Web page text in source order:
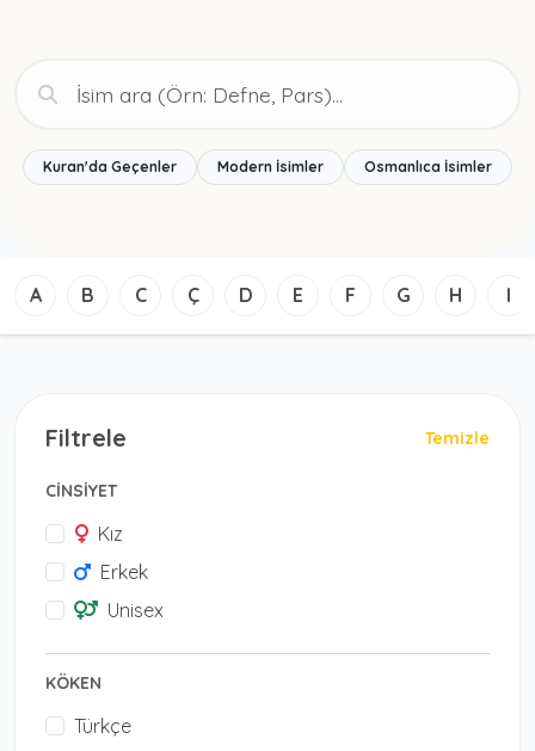
Kuran'da Geçenler Modern İsimler Osmanlıca İsimler
A B C Ç D E F G H I
Filtrele Temizle
CİNSİYET
Kız
Erkek
Unisex
KÖKEN
Türkçe